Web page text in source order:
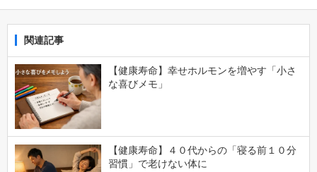
関連記事
【健康寿命】幸せホルモンを増やす「小さ
な喜びメモ」
【健康寿命】４０代からの「寝る前１０分
習慣」で老けない体に